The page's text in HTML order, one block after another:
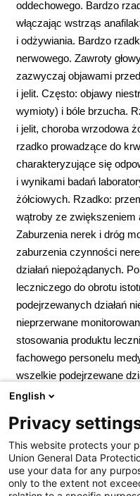
oddechowego. Bardzo
włączając wstrząs
i odżywiania. Bardzo
nerwowego. Zawroty
zazwyczaj objawami
i jelit. Często: objawy
wymioty) i bóle brzucha.
i jelit, choroba wrzodowa
rzadko prowadzące do
charakteryzujące się
i wynikami badań
żółciowych. Rzadko:
wątroby ze zwiększeniem
Zaburzenia nerek i dróg
zaburzenia czynności
działań niepożądanych.
leczniczego do obrotu
podejrzewanych działań
nieprzerwane
stosowania produktu
fachowego personelu
wszelkie podejrzewane
pośrednictwem
Rejestracji Produktów
i Produktów Biobójczych;
Warszawa; Tel.:+ 48 22
Strona internetowa:
English
Privacy
This website protects your
Union General Data
use your data for any
only to the extent not